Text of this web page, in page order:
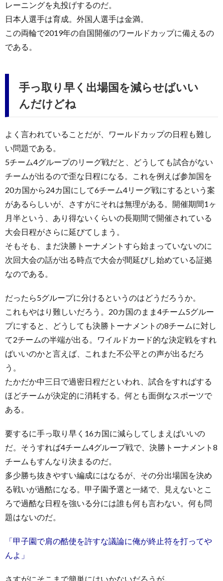
レーニングを丸投げするのだ。
日本人選手は育成。外国人選手は金満。
この両輪で2019年の自国開催のワールドカップに備えるの
である。
手っ取り早く出場国を減らせばいい
んだけどね
よく言われていることだが、ワールドカップの日程も難し
い問題である。
5チーム4グループのリーグ戦だと、どうしても試合がない
チームが出るので歪な日程になる。これを例えば参加国を
20カ国から24カ国にして6チーム4リーグ戦にするという案
があるらしいが、さすがにそれは無理がある。開催期間1ヶ
月半という、あり得ないくらいの長期間で開催されている
大会日程がさらに延びてしまう。
そもそも、まだ決勝トーナメントすら始まっていないのに
次回大会の話が出る時点で大会が間延びし始めている証拠
なのである。
だったら5グループに分けるというのはどうだろうか。
これもやはり難しいだろう。20カ国のまま4チーム5グルー
プにすると、どうしても決勝トーナメントの8チームに対し
て2チームの半端が出る。ワイルドカード的な決定戦をすれ
ばいいのかと言えば、これまた不公平との声が出るだろ
う。
たかだか中三日で過密日程だといわれ、試合をすればする
ほどチームが決定的に消耗する。何とも面倒なスポーツで
ある。
要するに手っ取り早く16カ国に減らしてしまえばいいの
だ。そうすれば4チーム4グループ戦で、決勝トーナメント8
チームもすんなり決まるのだ。
多少勝ち抜きやすい編成にはなるが、その分出場国を決め
る戦いが過酷になる。甲子園予選と一緒で、見えないとこ
ろで過酷な日程を強いる分には誰も何も言わない。何も問
題はないのだ。
「甲子園で肩の酷使を許すな議論に俺が終止符を打ってや
んよ」
さすがにそこまで簡単にはいかないだろうが。